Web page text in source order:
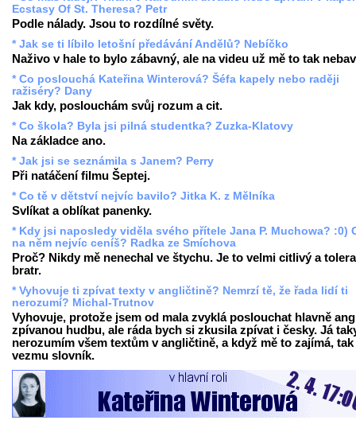
Ecstasy Of St. Theresa? Petr
Podle nálady. Jsou to rozdílné světy.
* Jak se ti líbilo letošní předávání Andělů? Nebíčko
Naživo v hale to bylo zábavný, ale na videu už mě to tak
* Co poslouchá Kateřina Winterová? Šéfa kapely nebo raději
ražiséry? Dany
Jak kdy, poslouchám svůj rozum a cit.
* Co škola? Byla jsi pilná studentka? Zuzka-Klatovy
Na základce ano.
* Jak jsi se seznámila s Janem? Perry
Při natáčení filmu Šeptej.
* Co tě v dětství nejvíc bavilo? Jitka K. z Mělníka
Svlíkat a oblíkat panenky.
* Kdy jsi naposledy viděla svého přítele Jana P. Muchowa? :0)
na něm nejvíc ceníš? Radka ze Smíchova
Proč? Nikdy mě nenechal ve štychu. Je to velmi citlivý a
bratr.
* Vyhovuje ti zpívat texty v angličtině? Nemrzí tě, že řada lidí ti
nerozumí? Michal-Trutnov
Vyhovuje, protože jsem od mala zvyklá poslouchat hlavně
zpívanou hudbu, ale ráda bych si zkusila zpívat i česky. Já
nerozumím všem textům v angličtině, a když mě to zajímá, tak
vezmu slovník.